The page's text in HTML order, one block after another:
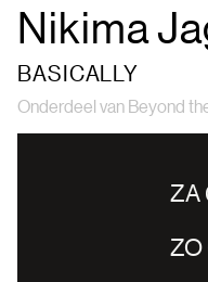
Nikima
BASICALLY
Onderdeel van Beyond
ZA
ZO